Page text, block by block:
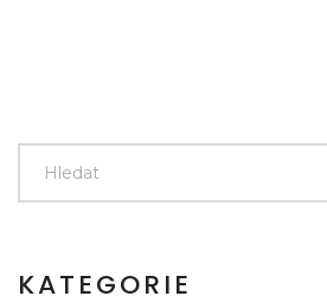
KATEGORIE